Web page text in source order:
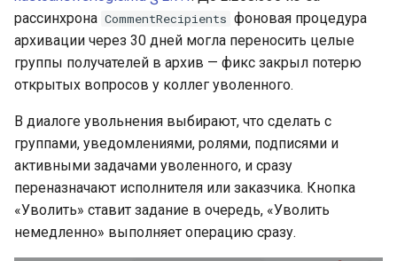
рассинхрона CommentRecipients фоновая процедура
архивации через 30 дней могла переносить целые
группы получателей в архив — фикс закрыл потерю
открытых вопросов у коллег уволенного.
В диалоге увольнения выбирают, что сделать с
группами, уведомлениями, ролями, подписями и
активными задачами уволенного, и сразу
переназначают исполнителя или заказчика. Кнопка
«Уволить» ставит задание в очередь, «Уволить
немедленно» выполняет операцию сразу.